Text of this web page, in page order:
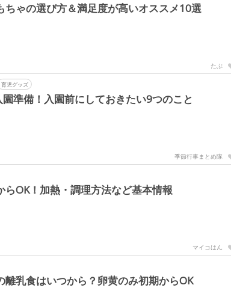
ちゃの選び方＆満足度が高いオススメ10選
たぶ
育児グッズ
準備！入園前にしておきたい9つのこと
季節行事まとめ隊
らOK！加熱・調理方法など基本情報
マイコはん
離乳食はいつから？卵黄のみ初期からOK